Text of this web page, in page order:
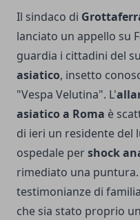
Il sindaco di
lanciato un appello su
guardia i cittadini del
asiatico, insetto
"Vespa Velutina". L'
asiatico a Roma è
di ieri un residente del
ospedale pershock
rimediato una
testimonianze di
che sia stato proprio